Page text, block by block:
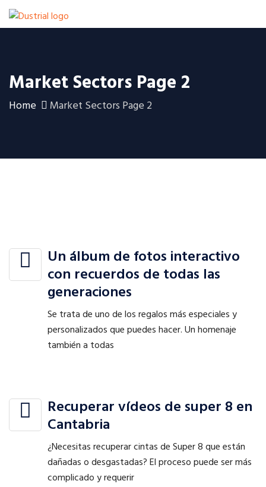
Market Sectors Page 2
Home Market Sectors Page 2
Un álbum de fotos interactivo
con recuerdos de todas las
generaciones
Se trata de uno de los regalos más especiales y
personalizados que puedes hacer. Un homenaje
también a todas
Recuperar vídeos de super 8 en
Cantabria
¿Necesitas recuperar cintas de Super 8 que están
dañadas o desgastadas? El proceso puede ser más
complicado y requerir